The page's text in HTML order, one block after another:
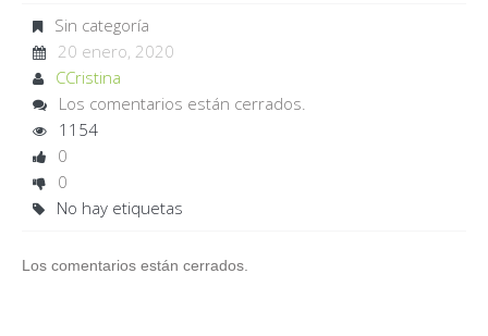
Sin categoría
20 enero, 2020
CCristina
Los comentarios están cerrados.
1154
0
0
No hay etiquetas
Los comentarios están cerrados.